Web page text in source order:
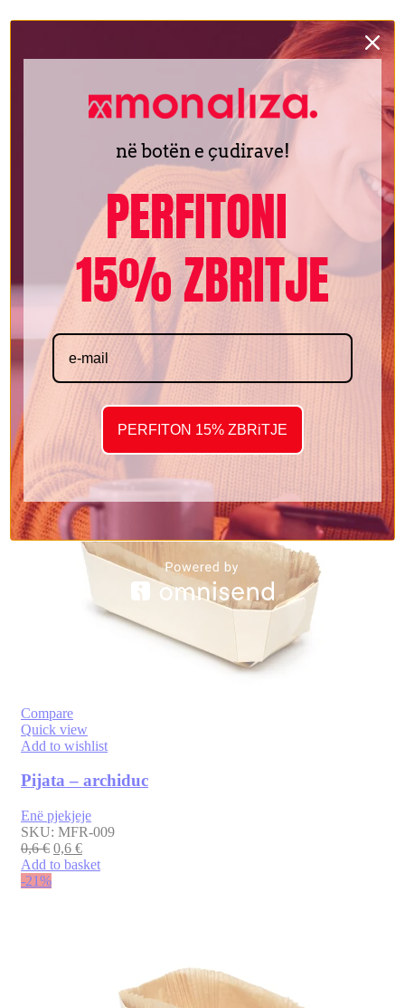
Compare
Quick view
Add to wishlist
Pijata – comtesse
Enë pjekjeje
SKU:MFR-010
Add to basket
-13%
Compare
Quick view
Add to wishlist
Pijata – archiduc
Enë pjekjeje
SKU: MFR-009
0,6€ 0,6 €
Add to basket
-21%
në botën e çudirave!
PERFITONI
15% ZBRITJE
PERFITON 15% ZBRiTJE